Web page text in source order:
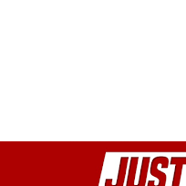
வீச முயன்ற இருவர் கைது!